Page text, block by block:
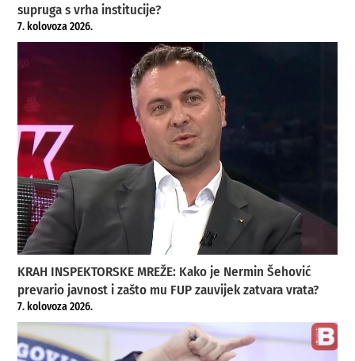
supruga s vrha institucije?
7. kolovoza 2026.
KRAH INSPEKTORSKE MREŽE: Kako je Nermin Šehović
prevario javnost i zašto mu FUP zauvijek zatvara vrata?
7. kolovoza 2026.